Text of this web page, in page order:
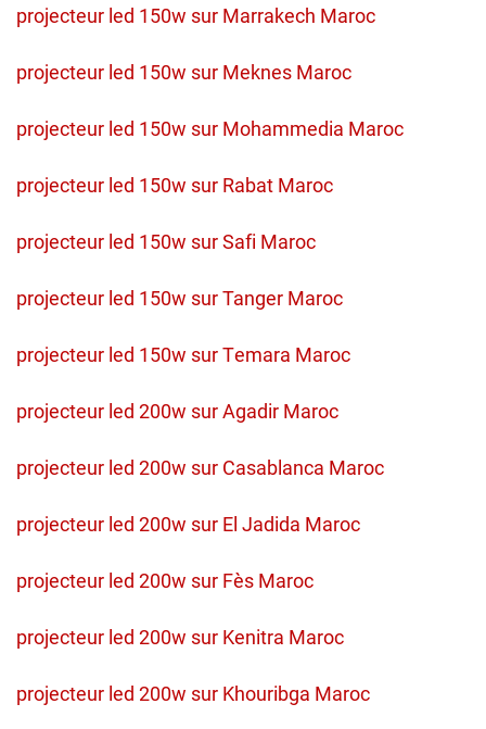
projecteur led 150w sur Marrakech Maroc
projecteur led 150w sur Meknes Maroc
projecteur led 150w sur Mohammedia Maroc
projecteur led 150w sur Rabat Maroc
projecteur led 150w sur Safi Maroc
projecteur led 150w sur Tanger Maroc
projecteur led 150w sur Temara Maroc
projecteur led 200w sur Agadir Maroc
projecteur led 200w sur Casablanca Maroc
projecteur led 200w sur El Jadida Maroc
projecteur led 200w sur Fès Maroc
projecteur led 200w sur Kenitra Maroc
projecteur led 200w sur Khouribga Maroc